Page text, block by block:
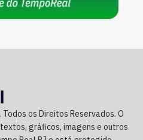
os Direitos Reservados. O
gráficos, imagens e outros